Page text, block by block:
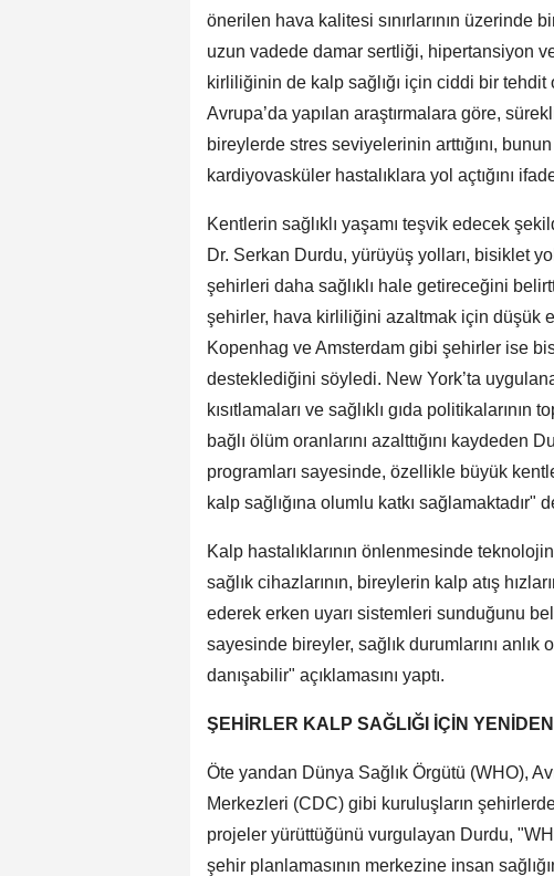
önerilen hava kalitesi sınırlarının üzerinde
uzun vadede damar sertliği, hipertansiyon
kirliliğinin de kalp sağlığı için ciddi bir
Avrupa’da yapılan araştırmalara göre,
bireylerde stres seviyelerinin arttığını,
kardiyovasküler hastalıklara yol açtığını
Kentlerin sağlıklı yaşamı teşvik edecek
Dr. Serkan Durdu, yürüyüş yolları, bisiklet
şehirleri daha sağlıklı hale getireceğini
şehirler, hava kirliliğini azaltmak için düşük
Kopenhag ve Amsterdam gibi şehirler ise
desteklediğini söyledi. New York’ta
kısıtlamaları ve sağlıklı gıda
bağlı ölüm oranlarını azalttığını kaydeden
programları sayesinde, özellikle büyük
kalp sağlığına olumlu katkı sağlamaktadır"
Kalp hastalıklarının önlenmesinde
sağlık cihazlarının, bireylerin kalp atış
ederek erken uyarı sistemleri sunduğunu
sayesinde bireyler, sağlık durumlarını
danışabilir" açıklamasını yaptı.
ŞEHİRLER KALP SAĞLIĞI İÇİN
Öte yandan Dünya Sağlık Örgütü (WHO),
Merkezleri (CDC) gibi kuruluşların
projeler yürüttüğünü vurgulayan Durdu,
şehir planlamasının merkezine insan